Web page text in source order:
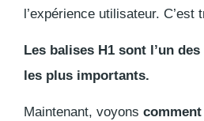
l’expérience utilisateur. C’est
Les balises H1 sont l’un
les plus importants.
Maintenant, voyons